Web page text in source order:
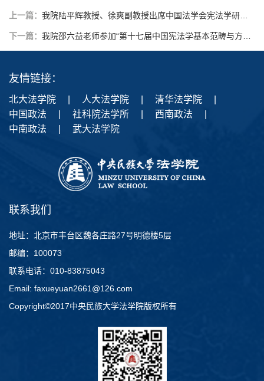
上一篇： 我院陆平辉教授、徐爽副教授出席中国法学会宪法学研究会2021年年会暨会员大会
下一篇： 我院邵六益老师参加“第十七届中国宪法学基本范畴与方法学术研讨会”并做主题报告与评议
友情链接：
北大法学院 人大法学院 清华法学院
中国政法
社科院法学所 西南政法
中南政法
武大法学院
联系我们
地址：北京市丰台区魏各庄路27号明德楼5层
邮编：100073
联系电话：010-83875043
Email: faxueyuan2661@126.com
Copyright©2017中央民族大学法学院版权所有